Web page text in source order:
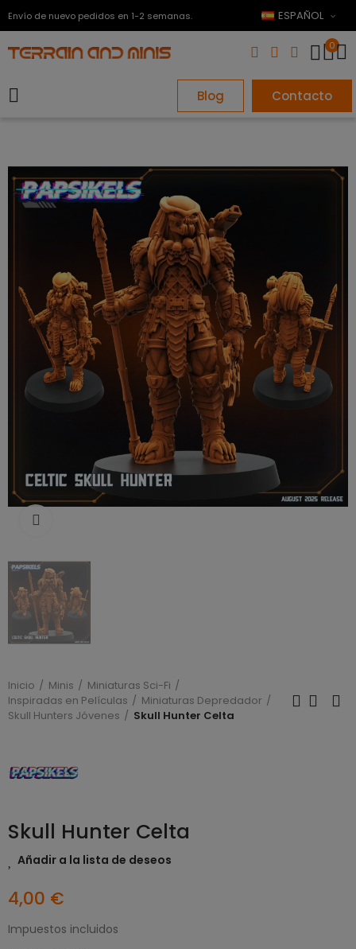
Envío de nuevo pedidos en 1-2 semanas. ESPAÑOL
0
Blog Contacto
Inicio Minis
Miniaturas Sci-Fi
Inspiradas en Películas
Miniaturas Depredador
Skull Hunters Jóvenes
Skull Hunter Celta
Skull Hunter Celta
Añadir a la lista de deseos
4,00 €
Impuestos incluidos